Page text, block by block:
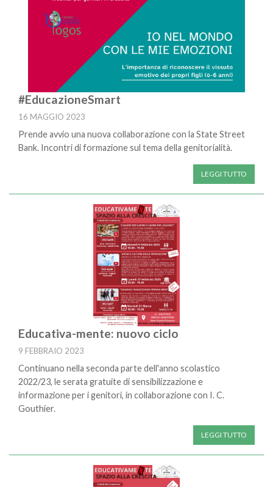
#EducazioneSmart
16 MAGGIO 2023
Prende avvio una nuova collaborazione con la State Street
Bank. Incontri di formazione sul tema della genitorialità.
LEGGI TUTTO
Educativa-mente: nuovo ciclo
9 FEBBRAIO 2023
Continuano nella seconda parte dell'anno scolastico
2022/23, le serata gratuite di sensibilizzazione e
informazione per i genitori, in collaborazione con I. C.
Gouthier.
LEGGI TUTTO